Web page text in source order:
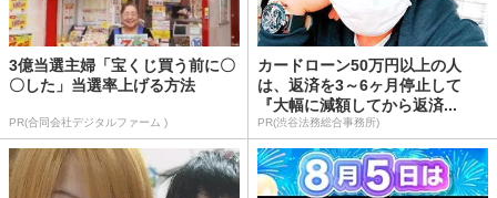
3億当選主婦「宝くじ買う前に〇
〇した」当選率上げる方法
PR(合同会社デジタルファーム )
カードローン50万円以上の人
は、返済を3～6ヶ月停止して
『大幅に減額してから返済...
PR(渋谷法務総合事務所)